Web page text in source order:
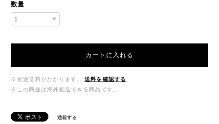
数量
カートに入れる
※別途送料がかかります。
送料を確認する
※この商品は海外配送できる商品です。
通報する